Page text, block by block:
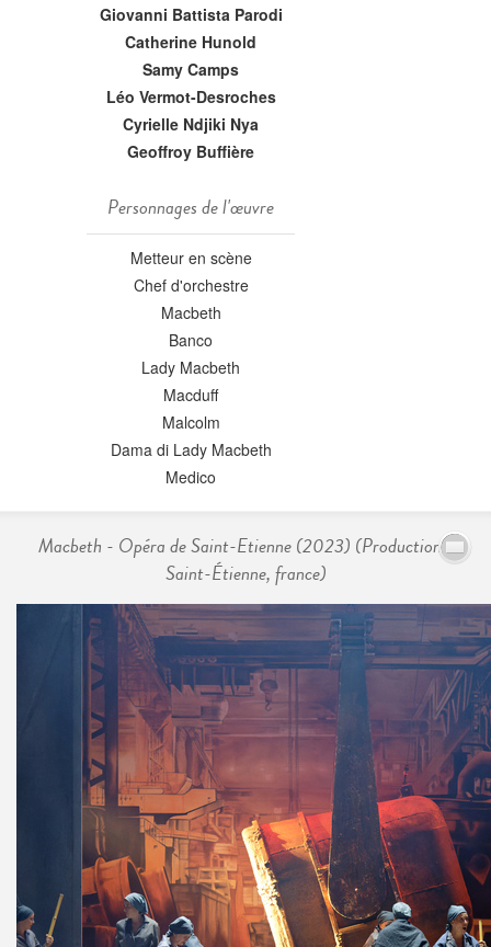
Giovanni Battista Parodi
Catherine Hunold
Samy Camps
Léo Vermot-Desroches
Cyrielle Ndjiki Nya
Geoffroy Buffière
Personnages de l'œuvre
Metteur en scène
Chef d'orchestre
Macbeth
Banco
Lady Macbeth
Macduff
Malcolm
Dama di Lady Macbeth
Medico
Macbeth - Opéra de Saint-Etienne (2023) (Production -
Saint-Étienne, france)